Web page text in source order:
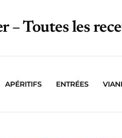
– Toutes les
APÉRITIFS ENTRÉES